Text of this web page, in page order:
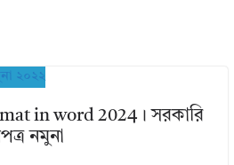
in word 2024। সরকারি
নমুনা